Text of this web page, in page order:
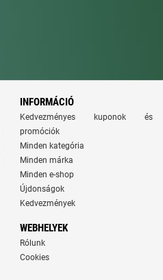
INFORMÁCIÓ
Kedvezményes kuponok és
promóciók
Minden kategória
Minden márka
Minden e-shop
Újdonságok
Kedvezmények
WEBHELYEK
Rólunk
Cookies